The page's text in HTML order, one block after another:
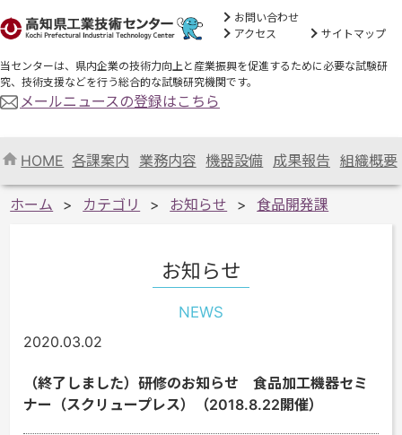
お問い合わせ
アクセス
サイトマップ
当センターは、県内企業の技術力向上と産業振興を促進するために必要な試験研
究、技術支援などを行う総合的な試験研究機関です。
メールニュースの登録はこちら
HOME 各課案内 業務内容 機器設備 成果報告 組織概要
ホーム カテゴリ お知らせ 食品開発課
お知らせ
NEWS
2020.03.02
（終了しました）研修のお知らせ 食品加工機器セミ
ナー（スクリュープレス）（2018.8.22開催）